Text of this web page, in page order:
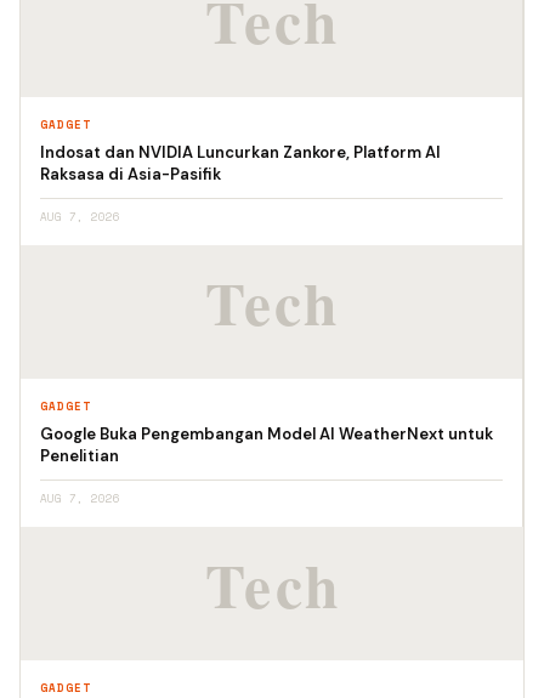
GADGET
Indosat dan NVIDIA Luncurkan Zankore, Platform AI
Raksasa di Asia-Pasifik
AUG 7, 2026
GADGET
Google Buka Pengembangan Model AI WeatherNext untuk
Penelitian
AUG 7, 2026
GADGET